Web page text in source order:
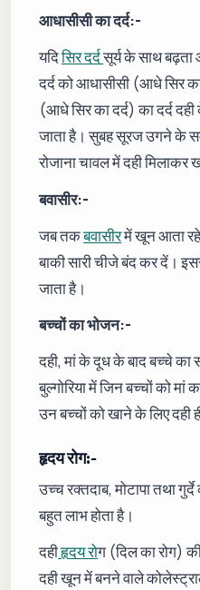
आधासीसी का दर्द:-
यदिसिर दर्दसूर्य के साथ
दर्द को आधासीसी (आधे सिर
(आधे सिर का दर्द) का दर्द
जाता है। सुबह सूरज उगने के
रोजाना चावल में दही मिलाकर
बवासीर:-
जब तकबवासीरमें खून आता
बाकी सारी चीजे बंद कर दें।
जाता है।
बच्चों का भोजन:-
दही, मां के दूध के बाद बच्चे का
बुल्गोरिया में जिन बच्चों को मां
उन बच्चों को खाने के लिए दही
हृदय रोग:-
उच्च रक्तदाब, मोटापा तथा
बहुत लाभ होता है।
दहीहृदय रोग (दिल का रोग)
दही खून में बनने वाले